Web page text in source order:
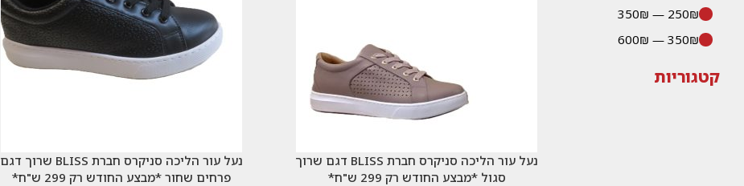
250₪ — 350₪
350₪ — 600₪
קטגוריות
נעל עור הליכה סניקרס חברת BLISS דגם שרוך
סגול *מבצע החודש רק 299 ש"ח*
נעל עור הליכה סניקרס חברת BLISS שרוך דגם
פרחים שחור *מבצע החודש רק 299 ש"ח*